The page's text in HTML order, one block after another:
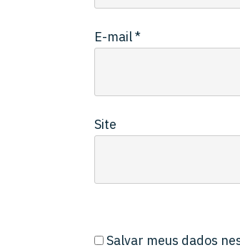
E-mail*
Site
Salvar meus dados